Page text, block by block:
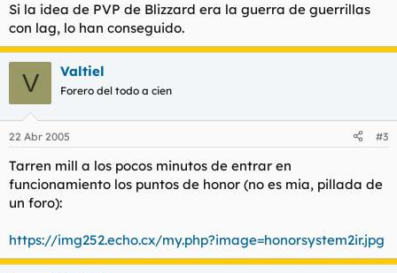
Si la idea de PVP de Blizzard era la guerra de guerrillas
con lag, lo han conseguido.
V Valtiel
Forero del todo a cien
22 Abr 2005 #3
Tarren mill a los pocos minutos de entrar en
funcionamiento los puntos de honor (no es mia, pillada de
un foro):
https://img252.echo.cx/my.php?image=honorsystem2ir.jpg